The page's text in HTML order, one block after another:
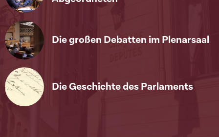
Die großen Debatten im Plenarsaal
Die Geschichte des Parlaments